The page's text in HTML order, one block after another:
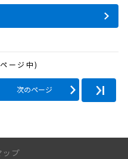
ージ中)
次のページ
ップ